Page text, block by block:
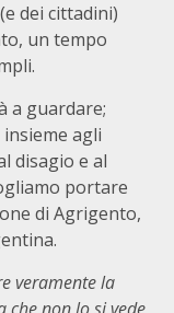
dei cittadini)
un tempo
a guardare;
agli
disagio e al
portare
di Agrigento,
veramente la